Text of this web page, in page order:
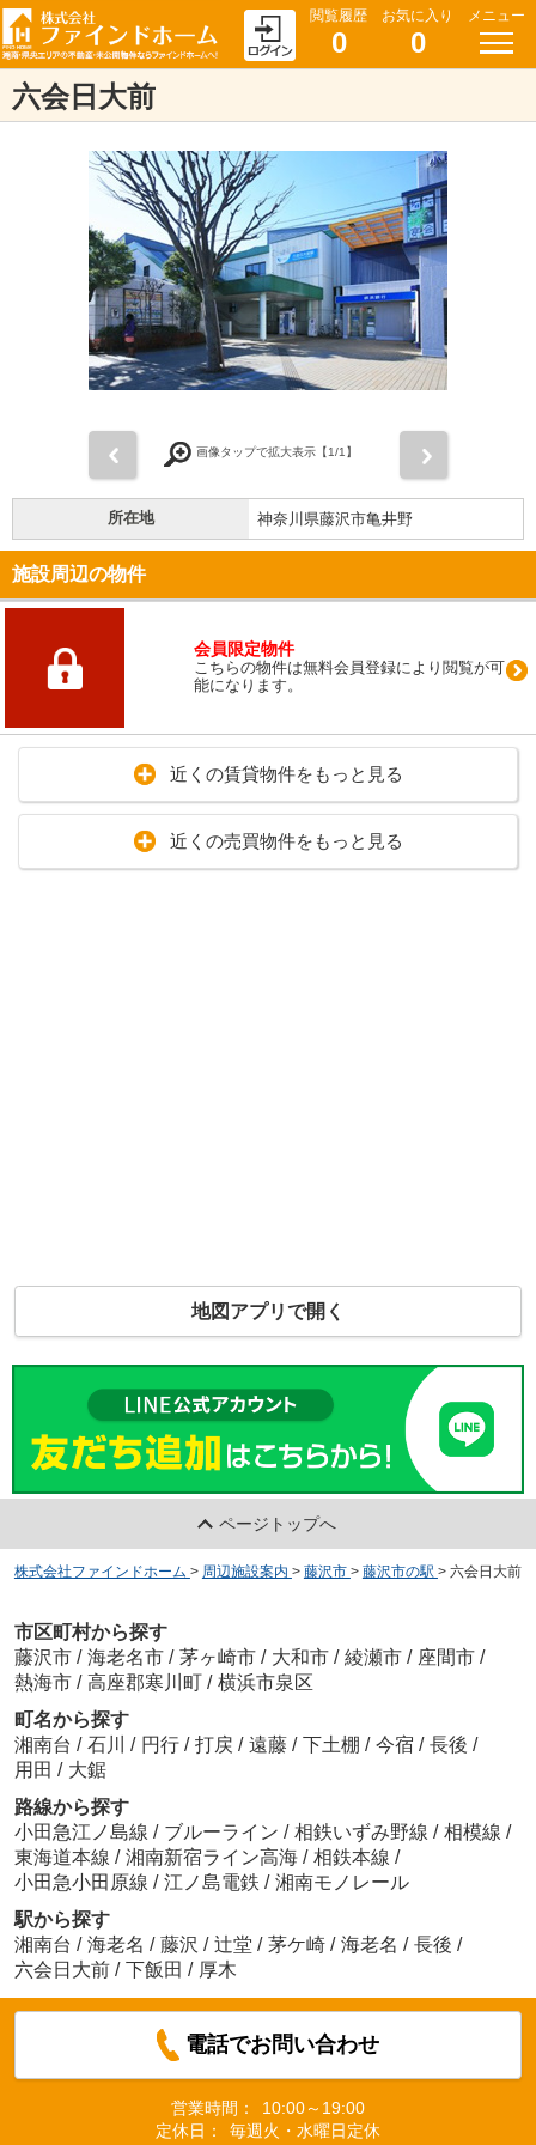
閲覧履歴
0
お気に入り
0
メニュー
六会日大前
画像タップで拡大表示【1/1】
所在地 神奈川県藤沢市亀井野
施設周辺の物件
会員限定物件
こちらの物件は無料会員登録により閲覧が可
能になります。
近くの賃貸物件をもっと見る
近くの売買物件をもっと見る
地図アプリで開く
ページトップへ
株式会社ファインドホーム > 周辺施設案内 > 藤沢市 > 藤沢市の駅 > 六会日大前
市区町村から探す
藤沢市 / 海老名市 / 茅ヶ崎市 / 大和市 / 綾瀬市 / 座間市 /
熱海市 / 高座郡寒川町 / 横浜市泉区
町名から探す
湘南台 / 石川 / 円行 / 打戻 / 遠藤 / 下土棚 / 今宿 / 長後 /
用田 / 大鋸
路線から探す
小田急江ノ島線 / ブルーライン / 相鉄いずみ野線 / 相模線 /
東海道本線 / 湘南新宿ライン高海 / 相鉄本線 /
小田急小田原線 / 江ノ島電鉄 / 湘南モノレール
駅から探す
湘南台 / 海老名 / 藤沢 / 辻堂 / 茅ケ崎 / 海老名 / 長後 /
六会日大前 / 下飯田 / 厚木
電話でお問い合わせ
営業時間：
10:00～19:00
定休日：
毎週火・水曜日定休